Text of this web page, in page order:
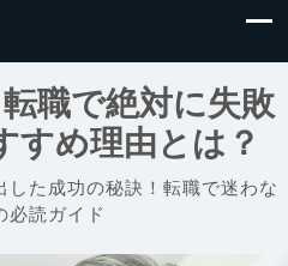
職で絶対に失敗
すめ理由とは？
た成功の秘訣！転職で迷わな
必読ガイド